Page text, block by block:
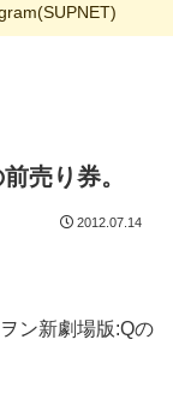
売り券。
2012.07.14
ン新劇場版:Qの